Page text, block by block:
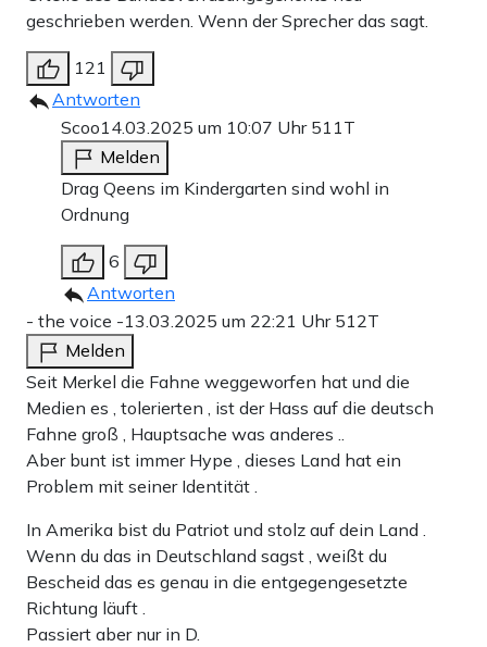
geschrieben werden. Wenn der Sprecher das sagt.
121
Antworten
Scoo14.03.2025 um 10:07 Uhr 511T
Melden
Drag Qeens im Kindergarten sind wohl in
Ordnung
6
Antworten
- the voice -13.03.2025 um 22:21 Uhr 512T
Melden
Seit Merkel die Fahne weggeworfen hat und die
Medien es ‚ tolerierten ‚ ist der Hass auf die deutsch
Fahne groß , Hauptsache was anderes ..
Aber bunt ist immer Hype , dieses Land hat ein
Problem mit seiner Identität .
In Amerika bist du Patriot und stolz auf dein Land .
Wenn du das in Deutschland sagst , weißt du
Bescheid das es genau in die entgegengesetzte
Richtung läuft .
Passiert aber nur in D.